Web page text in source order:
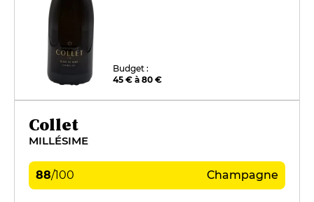
Budget :
45 € à 80 €
Collet
MILLÉSIME
88/100 Champagne